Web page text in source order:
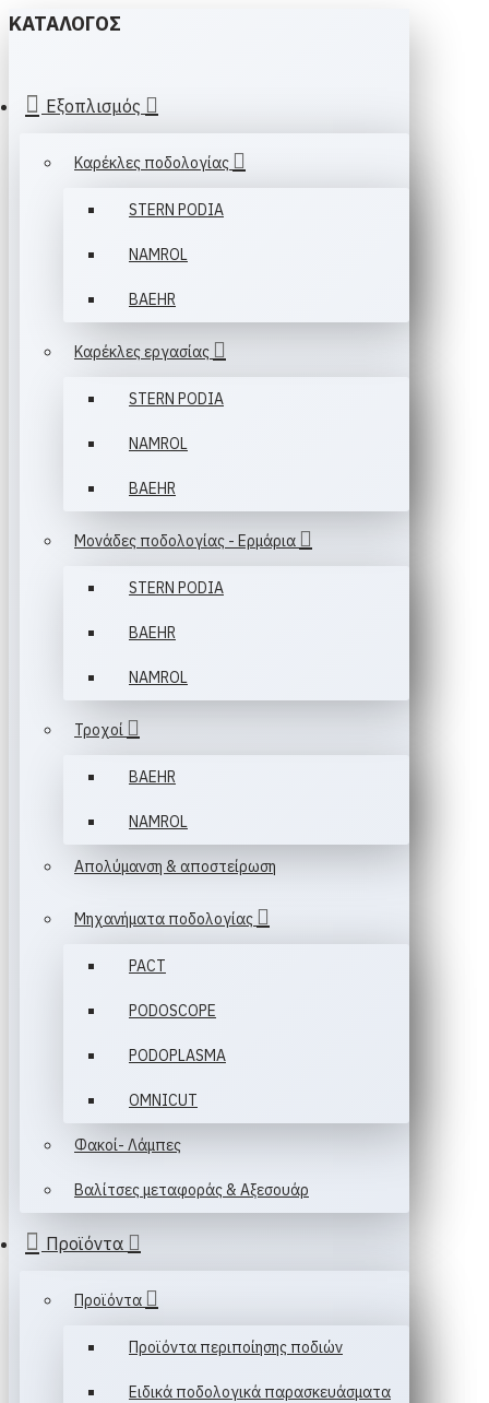
ΚΑΤΆΛΟΓΟΣ
Εξοπλισμός
Καρέκλες ποδολογίας
STERN PODIA
NAMROL
BAEHR
Καρέκλες εργασίας
STERN PODIA
NAMROL
ΒAEHR
Μονάδες ποδολογίας - Ερμάρια
STERN PODIA
ΒAEHR
NAMROL
Τροχοί
ΒAEHR
NAMROL
Απολύμανση & αποστείρωση
Μηχανήματα ποδολογίας
PACT
PODOSCOPE
PODOPLASMA
OMNICUT
Φακοί- Λάμπες
Βαλίτσες μεταφοράς & Αξεσουάρ
Προϊόντα
Προϊόντα
Προϊόντα περιποίησης ποδιών
Ειδικά ποδολογικά παρασκευάσματα